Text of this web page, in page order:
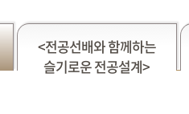
<전공선배와 함께하는
슬기로운 전공설계>